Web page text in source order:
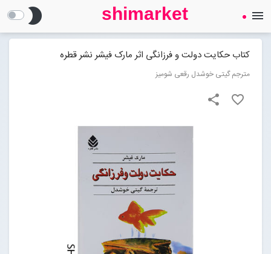
SHIMARKET
فروشگاه اینترنتی کتاب
brightness_2 shimarket menu
کتاب حکایت دولت و فرزانگی اثر مارک فیشر نشر قطره
مترجم گیتی خوشدل رقعی شومیز
favorite_border
share